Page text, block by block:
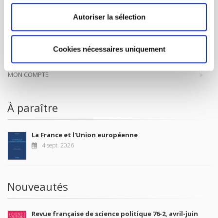
Autoriser la sélection
Cookies nécessaires uniquement
FOREIGN RIGHTS
POUR LES LIBRAIRES
MON COMPTE
À paraître
La France et l'Union européenne
4 sept. 2026
Nouveautés
Revue française de science politique 76-2, avril-juin